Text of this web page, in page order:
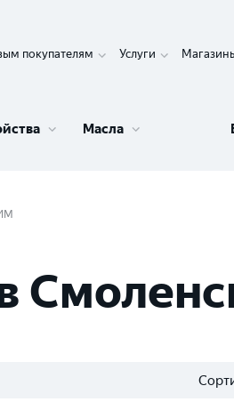
покупателям Услуги
Масла